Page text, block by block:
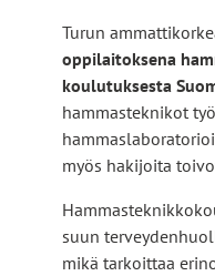
Turun
oppilaitoksena
koulutuksesta
hammasteknikot
myös hakijoita
suun
mikä tarkoittaa